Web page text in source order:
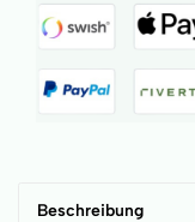
Beschreibung